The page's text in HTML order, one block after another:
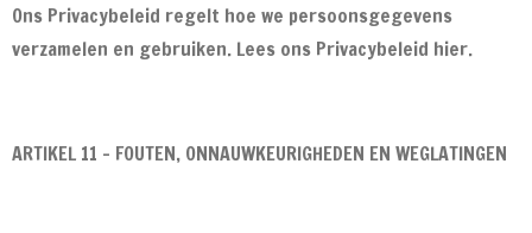
Ons Privacybeleid regelt hoe we persoonsgegevens
verzamelen en gebruiken. Lees ons Privacybeleid hier.
ARTIKEL 11 - FOUTEN, ONNAUWKEURIGHEDEN EN WEGLATINGEN